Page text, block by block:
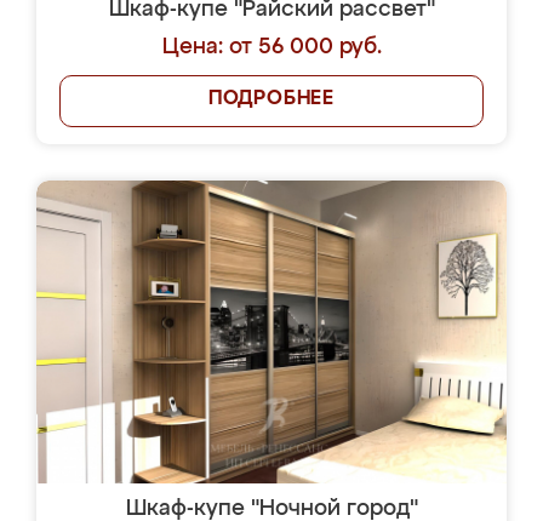
Шкаф-купе "Райский рассвет"
Цена: от 56 000 руб.
ПОДРОБНЕЕ
Шкаф-купе "Ночной город"